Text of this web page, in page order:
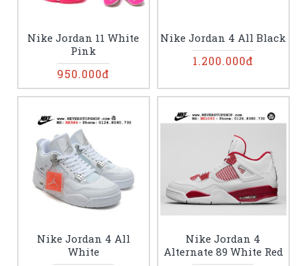
Nike Jordan 11 White
Pink
950.000đ
Nike Jordan 4 All Black
1.200.000đ
Nike Jordan 4 All
White
Nike Jordan 4
Alternate 89 White Red